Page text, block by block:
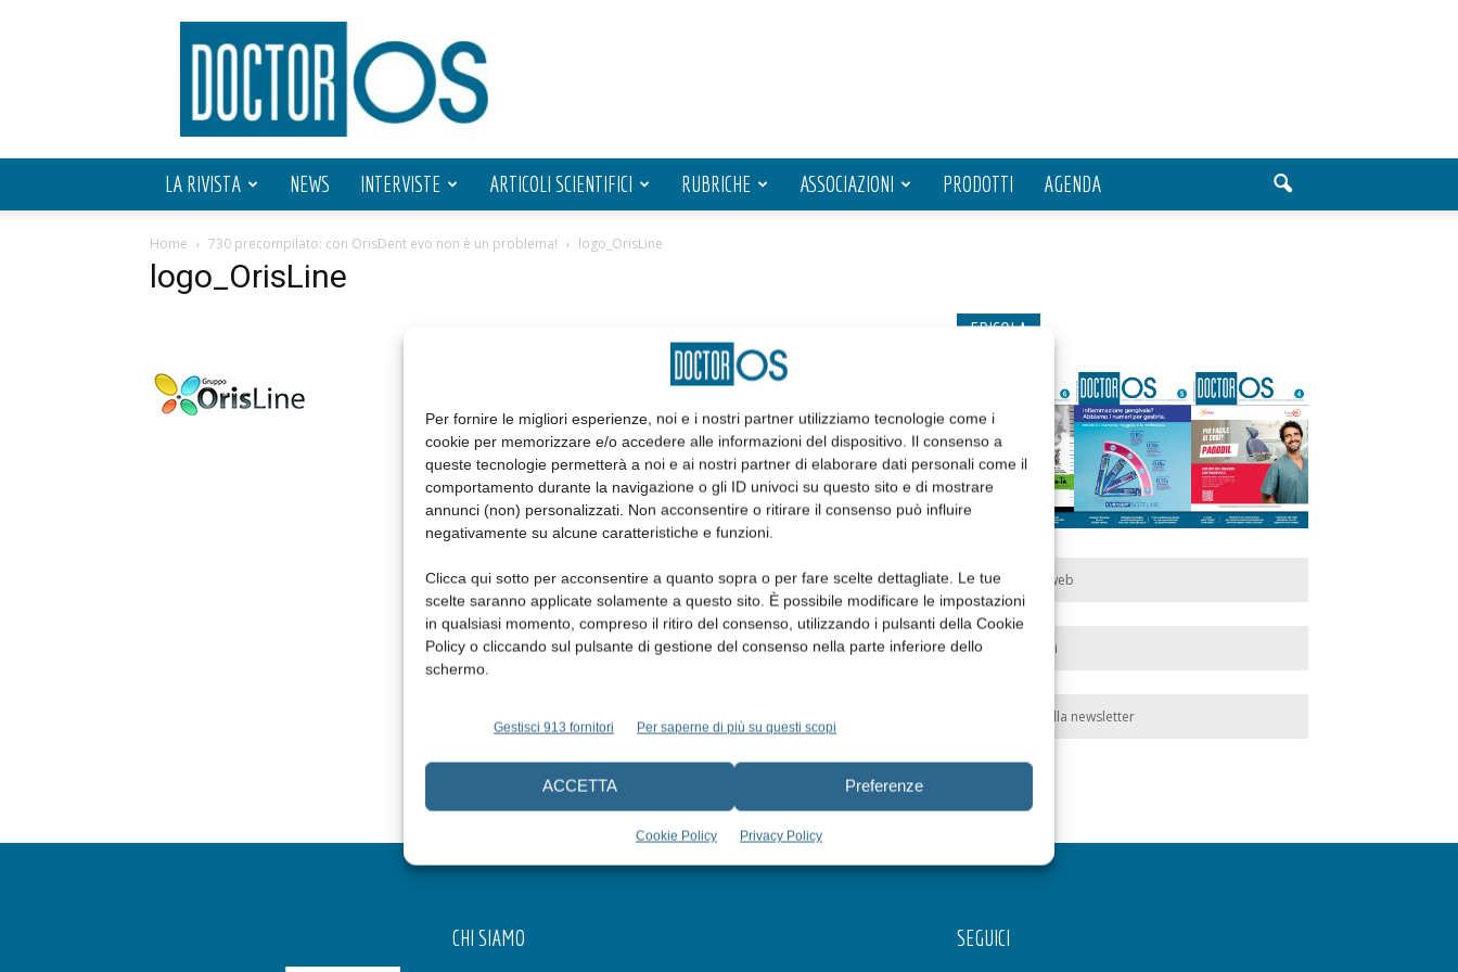
Per fornire le migliori esperienze, noi e i nostri partner utilizziamo tecnologie come i
cookie per memorizzare e/o accedere alle informazioni del dispositivo. Il consenso a
queste tecnologie permetterà a noi e ai nostri partner di elaborare dati personali come il
comportamento durante la navigazione o gli ID univoci su questo sito e di mostrare
annunci (non) personalizzati. Non acconsentire o ritirare il consenso può influire
negativamente su alcune caratteristiche e funzioni.
Clicca qui sotto per acconsentire a quanto sopra o per fare scelte dettagliate. Le tue
scelte saranno applicate solamente a questo sito. È possibile modificare le impostazioni
in qualsiasi momento, compreso il ritiro del consenso, utilizzando i pulsanti della Cookie
Policy o cliccando sul pulsante di gestione del consenso nella parte inferiore dello
schermo.
Gestisci 913 fornitori Per saperne di più su questi scopi
ACCETTA Preferenze
Cookie Policy Privacy Policy
Doctor
OS
LA RIVISTA NEWS INTERVISTE ARTICOLI SCIENTIFICI RUBRICHE ASSOCIAZIONI PRODOTTI AGENDA
Home 730 precompilato: con OrisDent evo non è un problema! logo_OrisLine
logo_OrisLine
EDICOLA
Edicola web
Abbonati
Iscriviti alla newsletter
CHI SIAMO SEGUICI